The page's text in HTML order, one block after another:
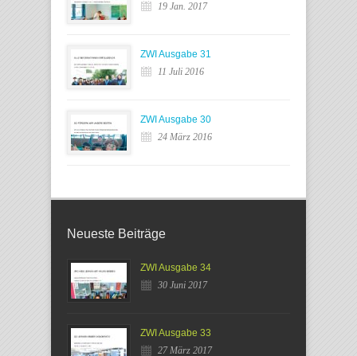
19 Jan. 2017
ZWI Ausgabe 31
11 Juli 2016
ZWI Ausgabe 30
24 März 2016
Neueste Beiträge
ZWI Ausgabe 34
30 Juni 2017
ZWI Ausgabe 33
27 März 2017